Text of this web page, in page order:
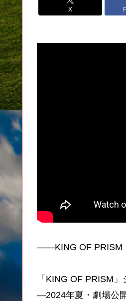
X
――KING OF
「KING OF PRISM
―2024年夏・劇場公